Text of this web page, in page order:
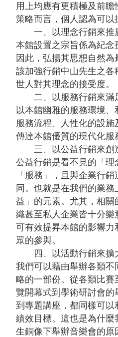
告
首
頁
網
導
覽
意
信
常
見
問
答
友
善
措
施
服
務
用上均應有更積極及前
策略而言，個人認為可以
一、以理念行銷來推
本館設置之宗旨係為紀念
因此，弘揚其思想自然
該加強行銷中山先生之
世人對其理念的接受度。
二、以服務行銷來滿
以本館幽雅的服務環境
服務流程、人性化的設
傳達本館優質的現代化服
三、以公益行銷來創
公益行銷是看不見的「理
「服務」，且與企業行
同。也就是在我們的業
益」的元素。尤其，相關
織甚至私人企業皆十分
可有效提昇本館的影響
眾的參與。
四、以活動行銷來擴
我們可以藉由舉辦各類
略的一部份。從各類比
覽開幕式到學術研討會
到專題講座，都同樣可
績效目標。這也是為什
生銅像下舉辦音樂會的原